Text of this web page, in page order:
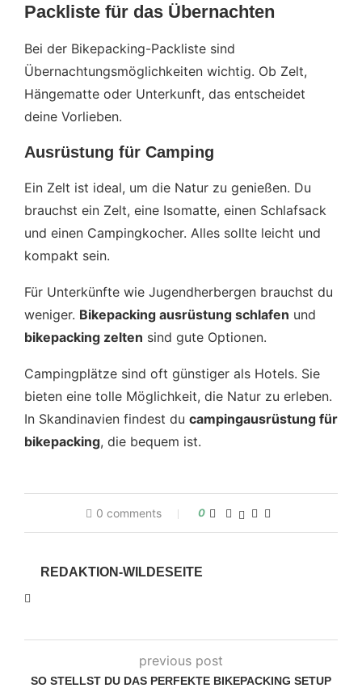
Packliste für das Übernachten
Bei der Bikepacking-Packliste sind
Übernachtungsmöglichkeiten wichtig. Ob Zelt,
Hängematte oder Unterkunft, das entscheidet
deine Vorlieben.
Ausrüstung für Camping
Ein Zelt ist ideal, um die Natur zu genießen. Du
brauchst ein Zelt, eine Isomatte, einen Schlafsack
und einen Campingkocher. Alles sollte leicht und
kompakt sein.
Für Unterkünfte wie Jugendherbergen brauchst du
weniger. Bikepacking ausrüstung schlafen und
bikepacking zelten sind gute Optionen.
Campingplätze sind oft günstiger als Hotels. Sie
bieten eine tolle Möglichkeit, die Natur zu erleben.
In Skandinavien findest du campingausrüstung für
bikepacking, die bequem ist.
0 comments 0
REDAKTION-WILDESEITE
previous post
SO STELLST DU DAS PERFEKTE BIKEPACKING SETUP